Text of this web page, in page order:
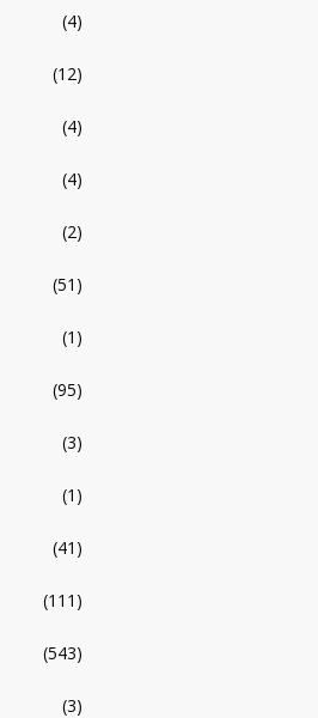
(4)
(12)
(4)
(4)
(2)
(51)
(1)
(95)
(3)
(1)
(41)
(111)
(543)
(3)